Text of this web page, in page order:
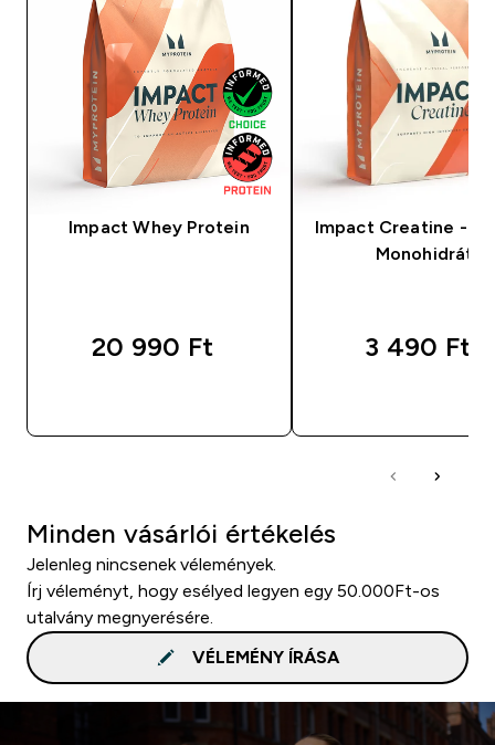
Impact Whey Protein
20 990 Ft‎
Impact Creatine -
Monohidrát
3 490 Ft‎
Minden vásárlói értékelés
Jelenleg nincsenek vélemények.
Írj véleményt, hogy esélyed legyen egy 50.000Ft-os
utalvány megnyerésére.
VÉLEMÉNY ÍRÁSA